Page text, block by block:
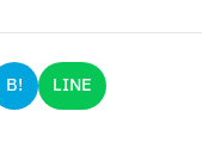
B! LINE